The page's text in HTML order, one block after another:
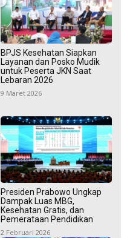
BPJS Kesehatan Siapkan
Layanan dan Posko Mudik
untuk Peserta JKN Saat
Lebaran 2026
9 Maret 2026
Presiden Prabowo Ungkap
Dampak Luas MBG,
Kesehatan Gratis, dan
Pemerataan Pendidikan
2 Februari 2026